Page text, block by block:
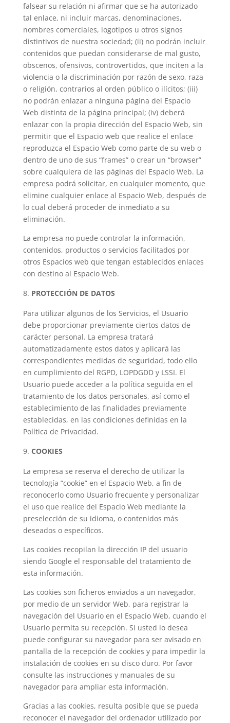
falsear su relación ni afirmar que se ha autorizado
tal enlace, ni incluir marcas, denominaciones,
nombres comerciales, logotipos u otros signos
distintivos de nuestra sociedad; (ii) no podrán incluir
contenidos que puedan considerarse de mal gusto,
obscenos, ofensivos, controvertidos, que inciten a la
violencia o la discriminación por razón de sexo, raza
o religión, contrarios al orden público o ilícitos; (iii)
no podrán enlazar a ninguna página del Espacio
Web distinta de la página principal; (iv) deberá
enlazar con la propia dirección del Espacio Web, sin
permitir que el Espacio web que realice el enlace
reproduzca el Espacio Web como parte de su web o
dentro de uno de sus “frames” o crear un “browser”
sobre cualquiera de las páginas del Espacio Web. La
empresa podrá solicitar, en cualquier momento, que
elimine cualquier enlace al Espacio Web, después de
lo cual deberá proceder de inmediato a su
eliminación.
La empresa no puede controlar la información,
contenidos, productos o servicios facilitados por
otros Espacios web que tengan establecidos enlaces
con destino al Espacio Web.
PROTECCIÓN DE DATOS
Para utilizar algunos de los Servicios, el Usuario
debe proporcionar previamente ciertos datos de
carácter personal. La empresa tratará
automatizadamente estos datos y aplicará las
correspondientes medidas de seguridad, todo ello
en cumplimiento del RGPD, LOPDGDD y LSSI. El
Usuario puede acceder a la política seguida en el
tratamiento de los datos personales, así como el
establecimiento de las finalidades previamente
establecidas, en las condiciones definidas en la
Política de Privacidad.
COOKIES
La empresa se reserva el derecho de utilizar la
tecnología “cookie” en el Espacio Web, a fin de
reconocerlo como Usuario frecuente y personalizar
el uso que realice del Espacio Web mediante la
preselección de su idioma, o contenidos más
deseados o específicos.
Las cookies recopilan la dirección IP del usuario
siendo Google el responsable del tratamiento de
esta información.
Las cookies son ficheros enviados a un navegador,
por medio de un servidor Web, para registrar la
navegación del Usuario en el Espacio Web, cuando el
Usuario permita su recepción. Si usted lo desea
puede configurar su navegador para ser avisado en
pantalla de la recepción de cookies y para impedir la
instalación de cookies en su disco duro. Por favor
consulte las instrucciones y manuales de su
navegador para ampliar esta información.
Gracias a las cookies, resulta posible que se pueda
reconocer el navegador del ordenador utilizado por